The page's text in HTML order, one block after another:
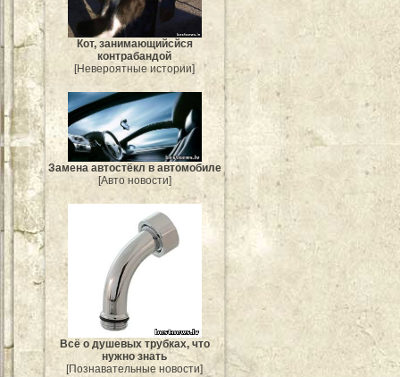
Кот, занимающийсйся
контрабандой
[Невероятные истории]
Замена автостёкл в автомобиле
[Авто новости]
Всё о душевых трубках, что
нужно знать
[Познавательные новости]